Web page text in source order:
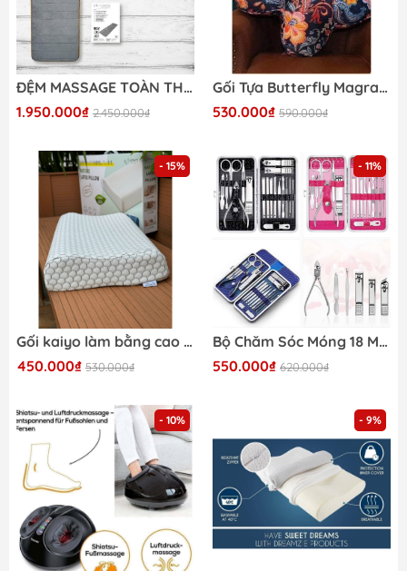
ĐỆM MASSAGE TOÀN THÂN MEDISANA MM825
1.950.000₫ 2.450.000₫
Gối Tựa Butterfly Magrace
530.000₫ 590.000₫
- 15%
Gối kaiyo làm bằng cao su non
450.000₫ 530.000₫
- 11%
Bộ Chăm Sóc Móng 18 Món
550.000₫ 620.000₫
- 10% - 9%